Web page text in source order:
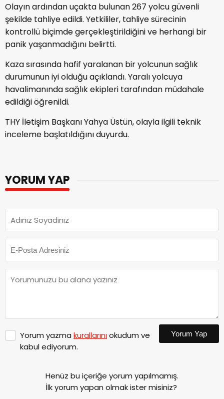
Olayın ardından uçakta bulunan 267 yolcu güvenli
şekilde tahliye edildi. Yetkililer, tahliye sürecinin
kontrollü biçimde gerçekleştirildiğini ve herhangi bir
panik yaşanmadığını belirtti.
Kaza sırasında hafif yaralanan bir yolcunun sağlık
durumunun iyi olduğu açıklandı. Yaralı yolcuya
havalimanında sağlık ekipleri tarafından müdahale
edildiği öğrenildi.
THY İletişim Başkanı Yahya Üstün, olayla ilgili teknik
inceleme başlatıldığını duyurdu.
YORUM YAP
Yorum yazma kurallarınıokudum ve
kabul ediyorum.
Yorum Yap
Henüz bu içeriğe yorum yapılmamış.
İlk yorum yapan olmak ister misiniz?